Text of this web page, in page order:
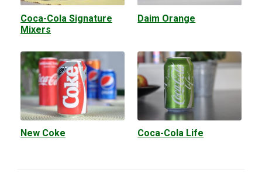
Coca-Cola Signature
Mixers
Daim Orange
New Coke Coca-Cola Life